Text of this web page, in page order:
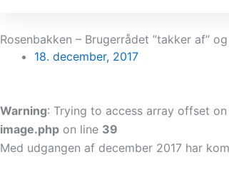
Rosenbakken – Brugerrådet ”takker af”
18. december, 2017
Warning: Trying to access array offset
image.php on line 39
Med udgangen af december 2017 har